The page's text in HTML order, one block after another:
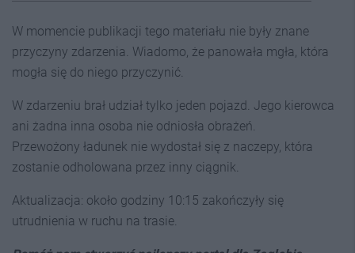
W momencie publikacji tego materiału nie były znane
przyczyny zdarzenia. Wiadomo, że panowała mgła, która
mogła się do niego przyczynić.
W zdarzeniu brał udział tylko jeden pojazd. Jego kierowca
ani żadna inna osoba nie odniosła obrażeń.
Przewożony ładunek nie wydostał się z naczepy, która
zostanie odholowana przez inny ciągnik.
Aktualizacja: około godziny 10:15 zakończyły się
utrudnienia w ruchu na trasie.